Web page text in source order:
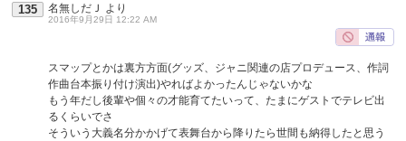
135 名無しだＪ より
2016年9月29日 12:22 AM
スマップとかは裏方方面(グッズ、ジャニ関連の店プロデュース、作詞
作曲台本振り付け演出)やればよかったんじゃないかな
もう年だし後輩や個々の才能育てたいって、たまにゲストでテレビ出
るくらいでさ
そういう大義名分かかげて表舞台から降りたら世間も納得したと思う